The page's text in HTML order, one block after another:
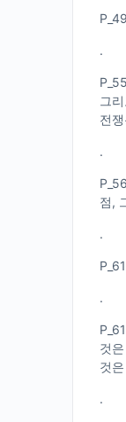
.
그
전
.
점,
.
.
것
것
.